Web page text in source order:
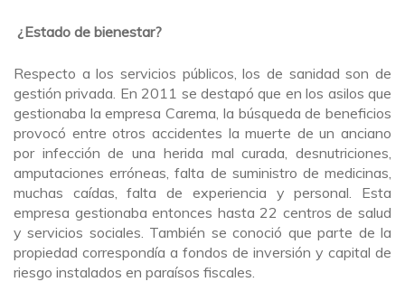
¿Estado de bienestar?
Respecto a los servicios públicos, los de sanidad son de
gestión privada. En 2011 se destapó que en los asilos que
gestionaba la empresa Carema, la búsqueda de beneficios
provocó entre otros accidentes la muerte de un anciano
por infección de una herida mal curada, desnutriciones,
amputaciones erróneas, falta de suministro de medicinas,
muchas caídas, falta de experiencia y personal. Esta
empresa gestionaba entonces hasta 22 centros de salud
y servicios sociales. También se conoció que parte de la
propiedad correspondía a fondos de inversión y capital de
riesgo instalados en paraísos fiscales.